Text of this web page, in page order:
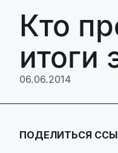
Кто
итоги
06.06.2014
ПОДЕЛИТЬСЯ